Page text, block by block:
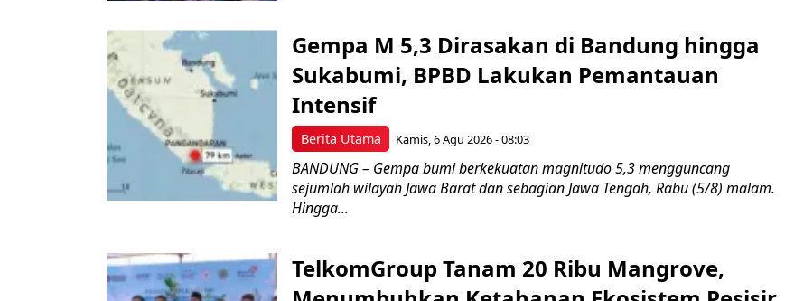
Berita Utama
Gempa M 5,3 Dirasakan di Bandung hingga
Sukabumi, BPBD Lakukan Pemantauan
Intensif
Kamis, 6 Agu 2026 - 08:03
BANDUNG – Gempa bumi berkekuatan magnitudo 5,3 mengguncang
sejumlah wilayah Jawa Barat dan sebagian Jawa Tengah, Rabu (5/8) malam.
Hingga...
TelkomGroup Tanam 20 Ribu Mangrove,